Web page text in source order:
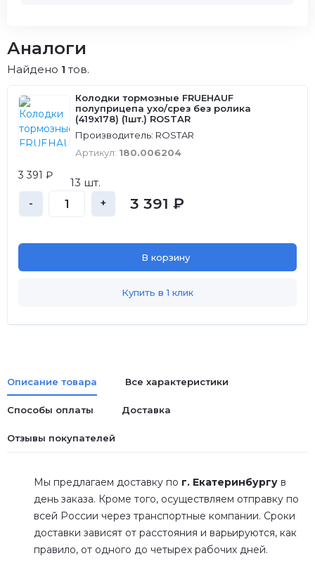
Аналоги
Найдено 1 тов.
Колодки тормозные FRUEHAUF
полуприцепа ухо/срез без ролика
(419x178) (1шт.) ROSTAR
Производитель: ROSTAR
Артикул: 180.006204
3 391 ₽
13 шт.
- + 3 391 ₽
В корзину
Купить в 1 клик
Описание товара Все характеристики
Способы оплаты Доставка
Отзывы покупателей
Мы предлагаем доставку по г. Екатеринбургу в
день заказа. Кроме того, осуществляем отправку по
всей России через транспортные компании. Сроки
доставки зависят от расстояния и варьируются, как
правило, от одного до четырех рабочих дней.